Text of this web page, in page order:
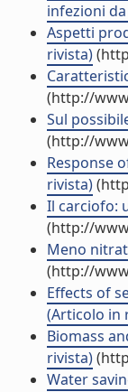
infezioni
Aspetti
rivista)
(http://
Sul
(http://
Response
rivista)
Il carciofo:
(http://
Meno
(http://
Effects of
(Articolo in
Biomass
rivista)
Water